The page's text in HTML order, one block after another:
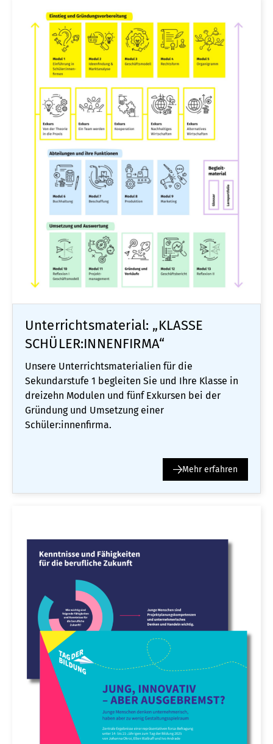
Unterrichtsmaterial: „KLASSE
SCHÜLER:INNENFIRMA“
Unsere Unterrichtsmaterialien für die
Sekundarstufe 1 begleiten Sie und Ihre Klasse in
dreizehn Modulen und fünf Exkursen bei der
Gründung und Umsetzung einer
Schüler:innenfirma.
Mehr erfahren